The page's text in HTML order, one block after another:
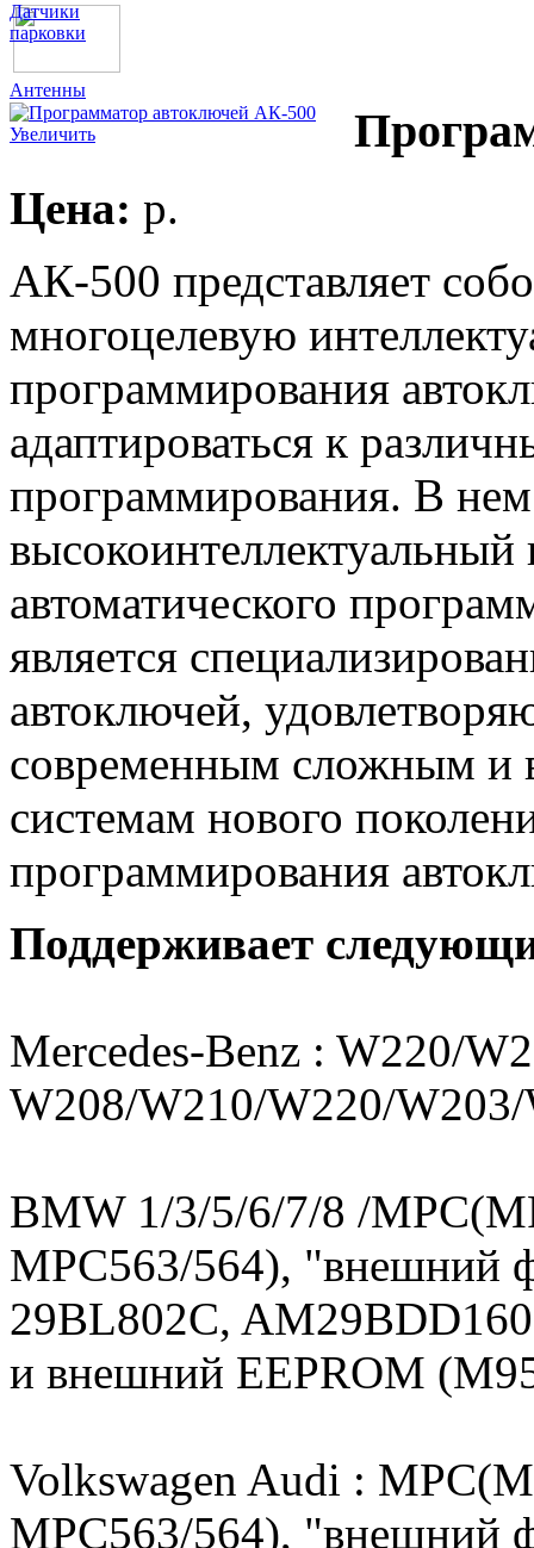
Датчики
парковки
Антенны
Увеличить
Цена: p.
АК-500 представляет
многоцелевую
программирования
адаптироваться к
программирования. В нем
автоматического
является
автоключей,
современным сложным и
системам нового
программирования
Поддерживает
Mercedes-Benz : W220/
W208/W210/W220/
BMW 1/3/5/6/7/8 /
MPC563/564), "внешний
29BL802C,
и внешний EEPROM
Volkswagen Audi :
MPC563/564), "внешний